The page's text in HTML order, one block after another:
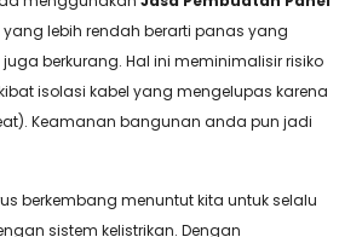
yang lebih rendah berarti panas yang
berkurang. Hal ini meminimalisir risiko
isolasi kabel yang mengelupas karena
Keamanan bangunan anda pun jadi
berkembang menuntut kita untuk selalu
sistem kelistrikan. Dengan